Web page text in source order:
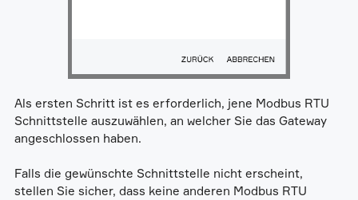
Als ersten Schritt ist es erforderlich, jene Modbus RTU
Schnittstelle auszuwählen, an welcher Sie das Gateway
angeschlossen haben.
Falls die gewünschte Schnittstelle nicht erscheint,
stellen Sie sicher, dass keine anderen Modbus RTU